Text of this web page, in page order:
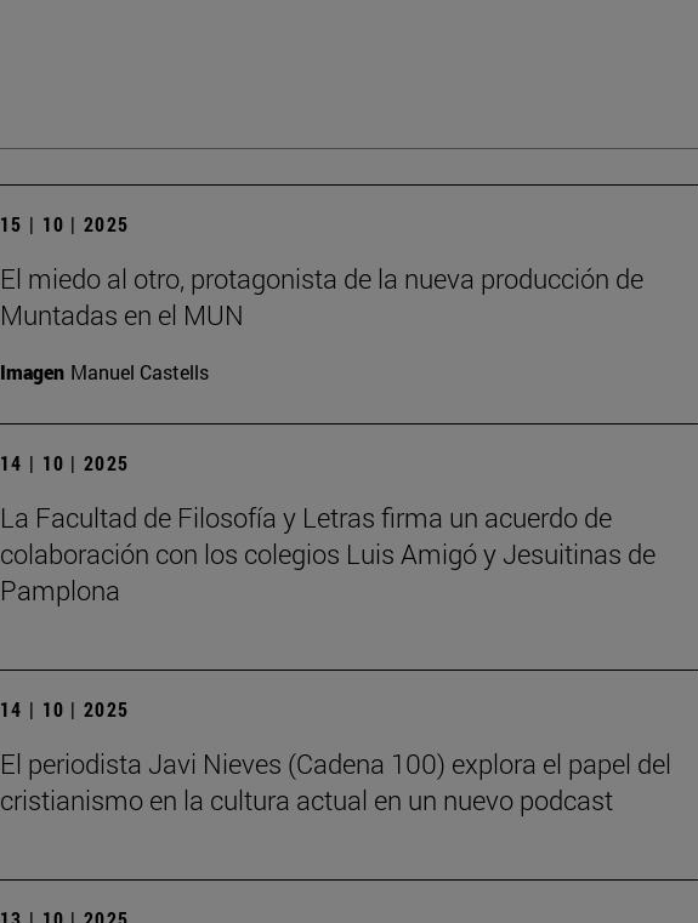
15 | 10 | 2025
El miedo al otro, protagonista de la nueva producción de
Muntadas en el MUN
Imagen Manuel Castells
14 | 10 | 2025
La Facultad de Filosofía y Letras firma un acuerdo de
colaboración con los colegios Luis Amigó y Jesuitinas de
Pamplona
14 | 10 | 2025
El periodista Javi Nieves (Cadena 100) explora el papel del
cristianismo en la cultura actual en un nuevo podcast